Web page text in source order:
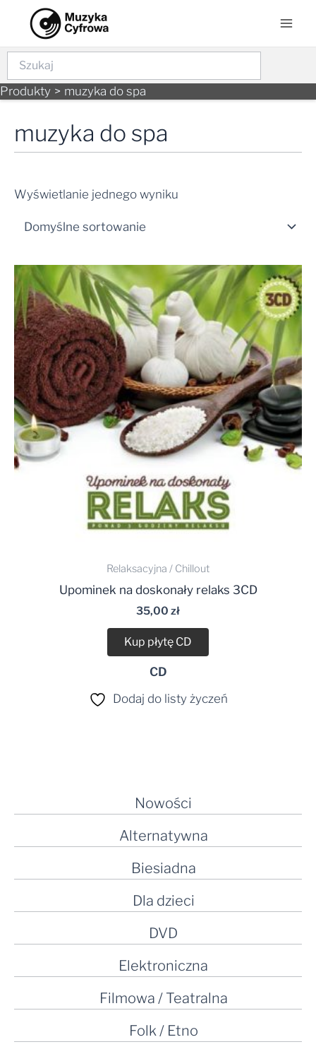
content
Szukaj
Produkty muzyka do spa
Nowości
Alternatywna
Biesiadna
Dla dzieci
DVD
Elektroniczna
Filmowa / Teatralna
Folk / Etno
muzyka do spa
Wyświetlanie jednego wyniku
Relaksacyjna / Chillout
Upominek na doskonały relaks 3CD
35,00 zł
Kup płytę CD
CD
Dodaj do listy życzeń